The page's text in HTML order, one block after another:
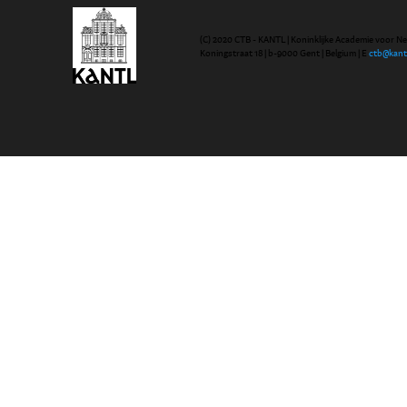
(C) 2020 CTB - KANTL | Koninklijke Academie voor
Koningstraat 18 | b-9000 Gent | Belgium | E